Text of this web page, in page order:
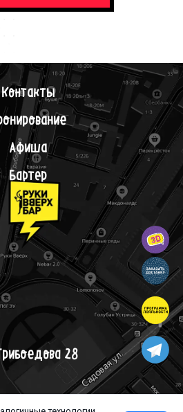
Контакты
Афиша
Бартер
28